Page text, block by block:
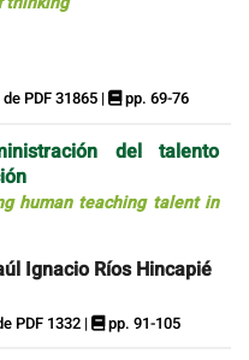
PDF 31865 | pp. 69-76
del talento
human teaching talent in
Ignacio Ríos Hincapié
PDF 1332 | pp. 91-105